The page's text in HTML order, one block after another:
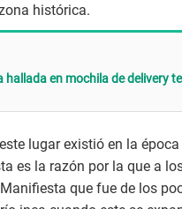
histórica.
hallada en mochila de delivery
lugar existió en la
es la razón por la que a
que fue de los